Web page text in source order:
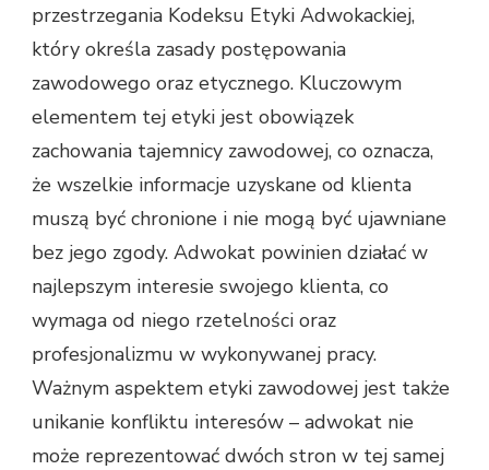
przestrzegania Kodeksu Etyki Adwokackiej,
który określa zasady postępowania
zawodowego oraz etycznego. Kluczowym
elementem tej etyki jest obowiązek
zachowania tajemnicy zawodowej, co oznacza,
że wszelkie informacje uzyskane od klienta
muszą być chronione i nie mogą być ujawniane
bez jego zgody. Adwokat powinien działać w
najlepszym interesie swojego klienta, co
wymaga od niego rzetelności oraz
profesjonalizmu w wykonywanej pracy.
Ważnym aspektem etyki zawodowej jest także
unikanie konfliktu interesów – adwokat nie
może reprezentować dwóch stron w tej samej